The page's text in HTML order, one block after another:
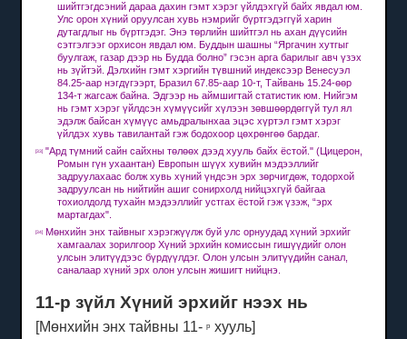
шийтгэгдсэний дараа дахин гэмт хэрэг үйлдэхгүй байх явдал юм.
Улс орон хүний ​​оруулсан хувь нэмрийг бүртгэдэггүй харин
дутагдлыг нь бүртгэдэг.Энэ төрлийн шийтгэл нь ахан дүүсийн
сэтгэлгээг орхисон явдал юм.Буддын шашны “Яргачин хутгыг
буулгаж, газар дээр нь Будда болно” гэсэн арга барилыг авч үзэх
нь зүйтэй. Дэлхийн гэмт хэргийн түвшний индексээр Венесуэл
84.25-аар нэгдүгээрт, Бразил 67.85-аар 10-т, Тайвань 15.24-өөр
134-т жагсаж байна.Эдгээр нь аймшигтай статистик юм.Нийгэм
нь гэмт хэрэг үйлдсэн хүмүүсийг хүлээн зөвшөөрдөггүй тул ял
эдэлж байсан хүмүүс амьдралынхаа эцэс хүртэл гэмт хэрэг
үйлдэх хувь тавилантай гэж бодохоор цөхрөнгөө бардаг.
[33] "Ард түмний сайн сайхны төлөөх дээд хууль байх ёстой."(Цицерон,
Ромын гүн ухаантан) Европын шүүх хувийн мэдээллийг
задруулахаас болж хувь хүний ​​үндсэн эрх зөрчигдөж, тодорхой
задруулсан нь нийтийн ашиг сонирхолд нийцэхгүй байгаа
тохиолдолд тухайн мэдээллийг устгах ёстой гэж үзэж, “эрх
мартагдах".
[34]
Мөнхийн энх тайвныг хэрэгжүүлж буй улс орнуудад хүний ​​эрхийг
хамгаалах зорилгоор Хүний эрхийн комиссын гишүүдийг олон
улсын элитүүдээс бүрдүүлдэг.Олон улсын элитүүдийн санал,
саналаар хүний ​​эрх олон улсын жишигт нийцнэ.
11-р зүйл Хүний эрхийг нээх нь
[Мөнхийн энх тайвны 11-р хууль]